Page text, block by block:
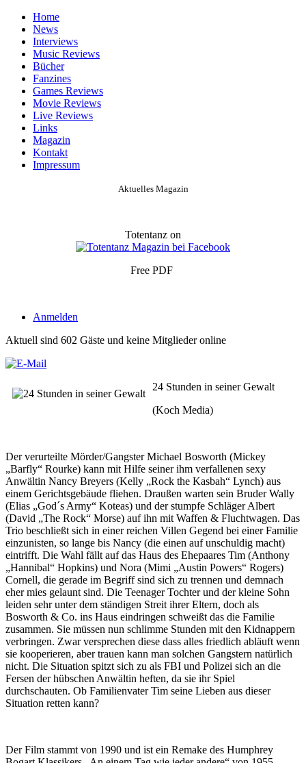
Home
News
Interviews
Music Reviews
Bücher
Fanzines
Games Reviews
Movie Reviews
Live Reviews
Links
Magazin
Kontakt
Impressum
Aktuelles Magazin
Totentanz on
Free PDF
Anmelden
Aktuell sind 602 Gäste und keine Mitglieder online
24 Stunden in seiner Gewalt
(Koch Media)
Der verurteilte Mörder/Gangster Michael Bosworth (Mickey
„Barfly“ Rourke) kann mit Hilfe seiner ihm verfallenen sexy
Anwältin Nancy Breyers (Kelly „Rock the Kasbah“ Lynch) aus
einem Gerichtsgebäude fliehen. Draußen warten sein Bruder Wally
(Elias „God´s Army“ Koteas) und der stumpfe Schläger Albert
(David „The Rock“ Morse) auf ihn mit Waffen & Fluchtwagen. Das
Trio beschließt sich in einer reichen Villen Gegend bei einer Familie
einzunisten, so lange bis Nancy (die einen auf unschuldig macht)
eintrifft. Die Wahl fällt auf das Haus des Ehepaares Tim (Anthony
„Hannibal“ Hopkins) und Nora (Mimi „Austin Powers“ Rogers)
Cornell, die gerade im Begriff sind sich zu trennen und demnach
eher mies gelaunt sind. Die Teenager Tochter und der kleine Sohn
leiden sehr unter dem ständigen Streit ihrer Eltern, doch als
Bosworth & Co. ins Haus eindringen schweißt das die Familie
zusammen. Sie müssen nun schlimme Stunden mit den Kidnappern
verbringen. Zwar versprechen diese dass alles friedlich abläuft wenn
sie kooperieren, aber trauen kann man solchen Gangstern natürlich
nicht. Die Situation spitzt sich zu als FBI und Polizei sich an die
Fersen der hübschen Anwältin heften, da sie ihr Spiel
durchschauten. Ob Familienvater Tim seine Lieben aus dieser
Situation retten kann?
Der Film stammt von 1990 und ist ein Remake des Humphrey